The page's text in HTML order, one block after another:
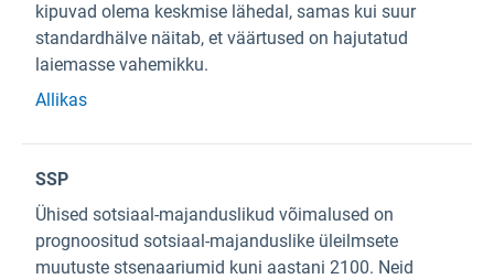
kipuvad olema keskmise lähedal, samas kui suur
standardhälve näitab, et väärtused on hajutatud
laiemasse vahemikku.
Allikas
SSP
Ühised sotsiaal-majanduslikud võimalused on
prognoositud sotsiaal-majanduslike üleilmsete
muutuste stsenaariumid kuni aastani 2100. Neid